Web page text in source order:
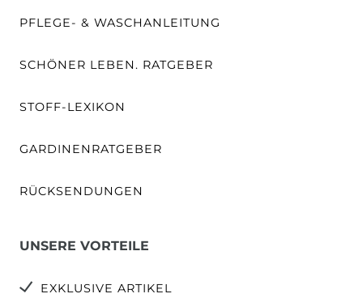
PFLEGE- & WASCHANLEITUNG
SCHÖNER LEBEN. RATGEBER
STOFF-LEXIKON
GARDINENRATGEBER
RÜCKSENDUNGEN
UNSERE VORTEILE
EXKLUSIVE ARTIKEL